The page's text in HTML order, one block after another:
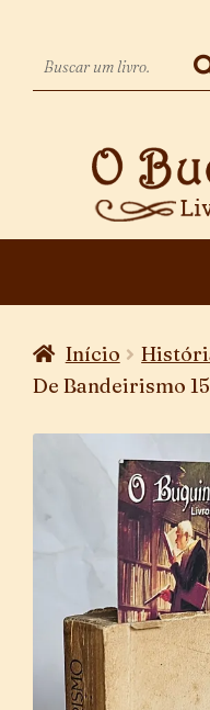
Início
De Bandeirismo